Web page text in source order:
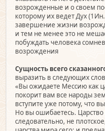
возрожденные и о своем
которому их ведет Дух
завершение жизни
и тем не менее это не
побуждать человека
возрождения
Сущность всего
выразить в следующих
«Вы ожидаете Мессию как
покорит вам все народы
вступите уже потому, что
Но вы ошибаетесь.
следовательно, не